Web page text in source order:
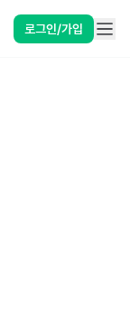
로그인/가입